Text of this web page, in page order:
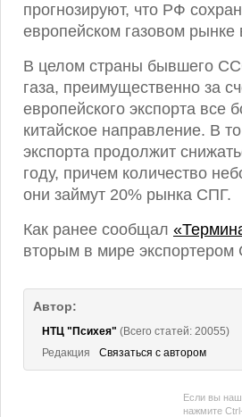
прогнозируют, что РФ
европейском газовом
В целом страны бывшего
газа, преимущественно за
европейского экспорта все
китайское направление. В
экспорта продолжит
году, причем количество
они займут 20% рынка СПГ.
Как ранее сообщал
вторым в мире экспортером
Автор:
НТЦ "Психея" (Всего статей: 20055)
Редакция
Связаться с автором
Если вы
нажмите